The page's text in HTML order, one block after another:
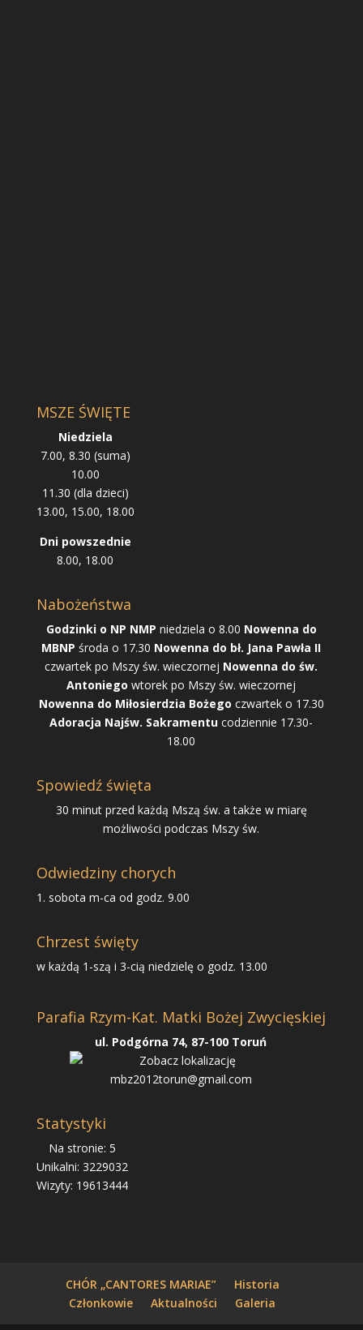
MSZE ŚWIĘTE
Niedziela
7.00, 8.30 (suma)
10.00
11.30 (dla dzieci)
13.00, 15.00, 18.00
Dni powszednie
8.00, 18.00
Nabożeństwa
Godzinki o NP NMP niedziela o 8.00 Nowenna do
MBNP środa o 17.30 Nowenna do bł. Jana Pawła II
czwartek po Mszy św. wieczornej Nowenna do św.
Antoniegowtorek po Mszy św. wieczornej
Nowenna do Miłosierdzia Bożego czwartek o 17.30
Adoracja Najśw. Sakramentucodziennie 17.30-
18.00
Spowiedź święta
30 minut przed każdą Mszą św. a także w miarę
możliwości podczas Mszy św.
Odwiedziny chorych
1. sobota m-ca od godz. 9.00
Chrzest święty
w każdą 1-szą i 3-cią niedzielę o godz. 13.00
Parafia Rzym-Kat. Matki Bożej Zwycięskiej
ul. Podgórna 74, 87-100 Toruń
mbz2012torun@gmail.com
Statystyki
Na stronie: 5
Unikalni: 3229032
Wizyty: 19613444
CHÓR „CANTORES MARIAE”
Historia
Członkowie
Aktualności Galeria